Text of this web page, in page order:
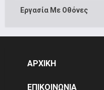
Εργασία Με Οθόνες
ΑΡΧΙΚΗ
ΕΠΙΚΟΙΝΩΝΙΑ